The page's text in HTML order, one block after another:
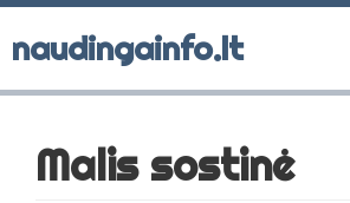
naudingainfo.lt
Malis sostinė